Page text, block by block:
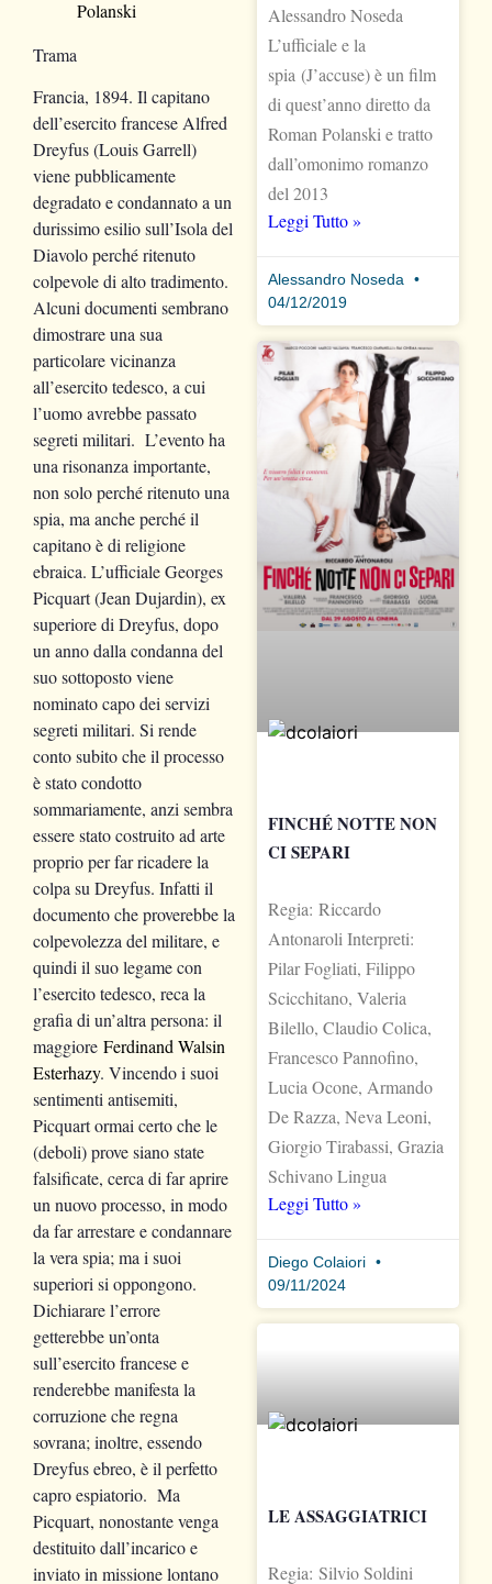
Trama
Francia, 1894. Il capitano
dell’esercito francese Alfred
Dreyfus (Louis Garrell)
viene pubblicamente
degradato e condannato a un
durissimo esilio sull’Isola del
Diavolo perché ritenuto
colpevole di alto tradimento.
Alcuni documenti sembrano
dimostrare una sua
particolare vicinanza
all’esercito tedesco, a cui
l’uomo avrebbe passato
segreti militari. L’evento ha
una risonanza importante,
non solo perché ritenuto una
spia, ma anche perché il
capitano è di religione
ebraica. L’ufficiale Georges
Picquart (Jean Dujardin), ex
superiore di Dreyfus, dopo
un anno dalla condanna del
suo sottoposto viene
nominato capo dei servizi
segreti militari. Si rende
conto subito che il processo
è stato condotto
sommariamente, anzi sembra
essere stato costruito ad arte
proprio per far ricadere la
colpa su Dreyfus. Infatti il
documento che proverebbe la
colpevolezza del militare, e
quindi il suo legame con
l’esercito tedesco, reca la
grafia di un’altra persona: il
maggiore Ferdinand Walsin
Esterhazy. Vincendo i suoi
sentimenti antisemiti,
Picquart ormai certo che le
(deboli) prove siano state
falsificate, cerca di far aprire
un nuovo processo, in modo
da far arrestare e condannare
la vera spia; ma i suoi
superiori si oppongono.
Dichiarare l’errore
getterebbe un’onta
sull’esercito francese e
renderebbe manifesta la
corruzione che regna
sovrana; inoltre, essendo
Dreyfus ebreo, è il perfetto
capro espiatorio. Ma
Picquart, nonostante venga
destituito dall’incarico e
inviato in missione lontano
Alessandro Noseda
L’ufficiale e la
spia (J’accuse) è un film
di quest’anno diretto da
Roman Polanski e tratto
dall’omonimo romanzo
del 2013
Leggi Tutto »
Alessandro Noseda
04/12/2019
FINCHÉ NOTTE NON
CI SEPARI
Regia: Riccardo
Antonaroli Interpreti:
Pilar Fogliati, Filippo
Scicchitano, Valeria
Bilello, Claudio Colica,
Francesco Pannofino,
Lucia Ocone, Armando
De Razza, Neva Leoni,
Giorgio Tirabassi, Grazia
Schivano Lingua
Leggi Tutto »
Diego Colaiori
09/11/2024
LE ASSAGGIATRICI
Regia: Silvio Soldini